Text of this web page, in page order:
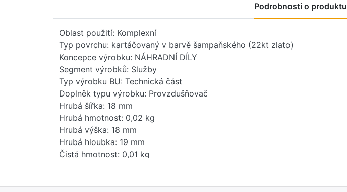
Podrobnosti o produktu
Oblast použití: Komplexní
Typ povrchu: kartáčovaný v barvě šampaňského (22kt zlato)
Koncepce výrobku: NÁHRADNÍ DÍLY
Segment výrobků: Služby
Typ výrobku BU: Technická část
Doplněk typu výrobku: Provzdušňovač
Hrubá šířka: 18 mm
Hrubá hmotnost: 0,02 kg
Hrubá výška: 18 mm
Hrubá hloubka: 19 mm
Čistá hmotnost: 0,01 kg